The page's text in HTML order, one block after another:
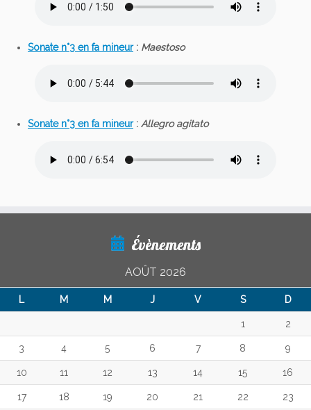
Sonate n°3 en fa mineur: Maestoso
Sonate n°3 en fa mineur: Allegro agitato
Évènements
AOÛT 2026
L M M J V S D
1 2
3 4 5 6 7 8 9
10 11 12 13 14 15 16
17 18 19 20 21 22 23